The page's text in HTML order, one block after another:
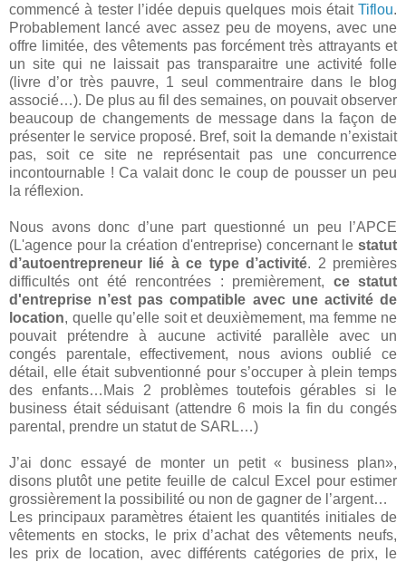
commencé à tester l’idée depuis quelques mois était Tiflou.
Probablement lancé avec assez peu de moyens, avec une
offre limitée, des vêtements pas forcément très attrayants et
un site qui ne laissait pas transparaitre une activité folle
(livre d’or très pauvre, 1 seul commentraire dans le blog
associé…). De plus au fil des semaines, on pouvait observer
beaucoup de changements de message dans la façon de
présenter le service proposé. Bref, soit la demande n’existait
pas, soit ce site ne représentait pas une concurrence
incontournable ! Ca valait donc le coup de pousser un peu
la réflexion.
Nous avons donc d’une part questionné un peu l’APCE
(L'agence pour la création d'entreprise) concernant le statut
d’autoentrepreneur lié à ce type d’activité. 2 premières
difficultés ont été rencontrées : premièrement, ce statut
d'entreprise n’est pas compatible avec une activité de
location, quelle qu’elle soit et deuxièmement, ma femme ne
pouvait prétendre à aucune activité parallèle avec un
congés parentale, effectivement, nous avions oublié ce
détail, elle était subventionné pour s’occuper à plein temps
des enfants…Mais 2 problèmes toutefois gérables si le
business était séduisant (attendre 6 mois la fin du congés
parental, prendre un statut de SARL…)
J’ai donc essayé de monter un petit « business plan»,
disons plutôt une petite feuille de calcul Excel pour estimer
grossièrement la possibilité ou non de gagner de l’argent…
Les principaux paramètres étaient les quantités initiales de
vêtements en stocks, le prix d’achat des vêtements neufs,
les prix de location, avec différents catégories de prix, le